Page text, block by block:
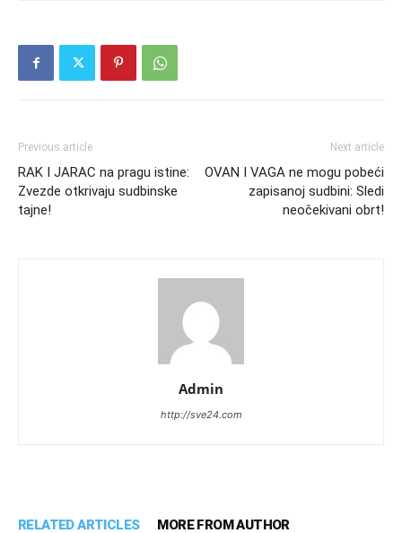
Previous article
RAK I JARAC na pragu istine:
Zvezde otkrivaju sudbinske
tajne!
Next article
OVAN I VAGA ne mogu pobeći
zapisanoj sudbini: Sledi
neočekivani obrt!
Admin
http://sve24.com
RELATED ARTICLES MORE FROM AUTHOR